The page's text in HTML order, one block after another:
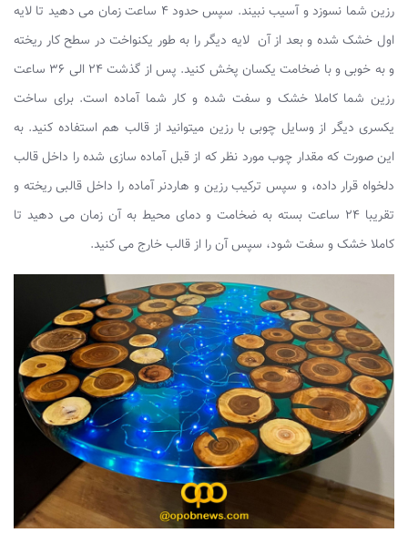
رزین شما نسوزد و آسیب نبیند. سپس حدود ۴ ساعت زمان می دهید تا لایه
اول خشک شده و بعد از آن لایه دیگر را به طور یکنواخت در سطح کار ریخته
و به خوبی و با ضخامت یکسان پخش کنید. پس از گذشت ۲۴ الی ۳۶ ساعت
رزین شما کاملا خشک و سفت شده و کار شما آماده است. برای ساخت
یکسری دیگر از وسایل چوبی با رزین میتوانید از قالب هم استفاده کنید. به
این صورت که مقدار چوب مورد نظر که از قبل آماده سازی شده را داخل قالب
دلخواه قرار داده، و سپس ترکیب رزین و هاردنر آماده را داخل قالبی ریخته و
تقریبا ۲۴ ساعت بسته به ضخامت و دمای محیط به آن زمان می دهید تا
کاملا خشک و سفت شود، سپس آن را از قالب خارج می کنید.